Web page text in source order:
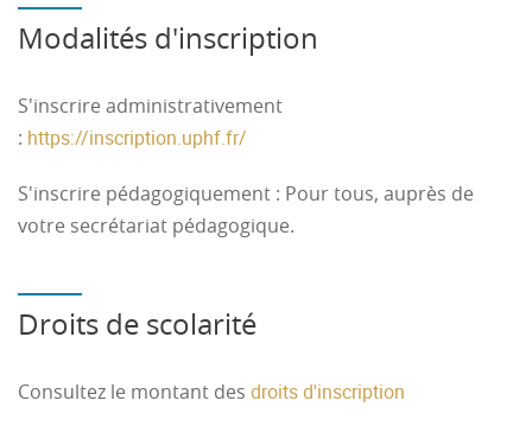
diplôme. Contact :
:https://pastel.diplomatie.gouv.fr/etudesenfrance/dyn/
Modalités d'inscription
S'inscrire administrativement
: https://inscription.uphf.fr/
S'inscrire pédagogiquement : Pour tous, auprès de
votre secrétariat pédagogique.
Droits de scolarité
Consultez le montant des droits d'inscription